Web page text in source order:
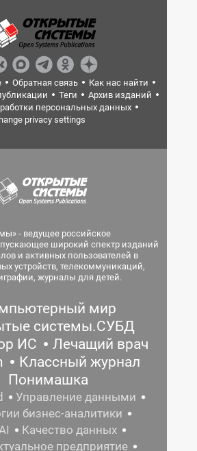
Обратная связь
Как нас найти
Теги
Архив изданий
персональных данных
privacy settings
- ведущее российское
широкий спектр изданий
и активных пользователей в
устройств, телекоммуникаций,
журналы для детей.
мир
системы.СУБД
ИС
Лечащий врач
Классный журнал
Понимашка
Управление данными
бизнес-аналитики
Качество данных
предприятие